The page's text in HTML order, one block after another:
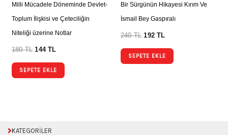
Milli Mücadele Döneminde Devlet-
Toplum İlişkisi ve Çeteciliğin
Niteliği üzerine Notlar
180TL 144TL
SEPETE EKLE
Bir Sürgünün Hikayesi Kırım Ve
İsmail Bey Gaspıralı
240TL 192TL
SEPETE EKLE
KATEGORİLER